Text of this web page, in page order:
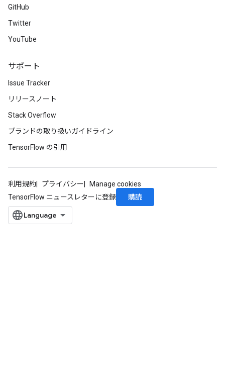
GitHub
Twitter
YouTube
サポート
Issue Tracker
リリースノート
Stack Overflow
ブランドの取り扱いガイドライン
TensorFlow の引用
利用規約 プライバシー
Manage cookies
TensorFlow ニュースレターに登録
購読